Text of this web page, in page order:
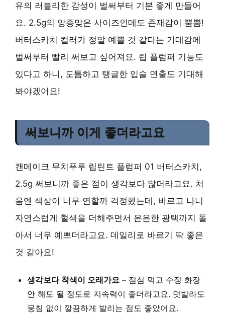
유의 러블리한 감성이 벌써부터 기분 좋게 만들어
요. 2.5g의 앙증맞은 사이즈인데도 존재감이 뿜뿜!
버터스카치 컬러가 정말 예쁠 것 같다는 기대감에
벌써부터 빨리 써보고 싶어져요. 립 플럼퍼 기능도
있다고 하니, 도톰하고 탱글한 입술 연출도 기대해
봐야겠어요!
써보니까 이게 좋더라고요
캔메이크 무치푸루 립틴트 플럼퍼 01 버터스카치,
2.5g 써보니까 좋은 점이 생각보다 많더라고요. 처
음엔 색상이 너무 연할까 걱정했는데, 바르고 나니
자연스럽게 혈색을 더해주면서 은은한 광택까지 돌
아서 너무 예쁘더라고요. 데일리로 바르기 딱 좋은
것 같아요!
생각보다 착색이 오래가요 – 점심 먹고 수정 화장
안 해도 될 정도로 지속력이 좋더라고요. 덧발라도
뭉침 없이 깔끔하게 발리는 점도 좋았어요.